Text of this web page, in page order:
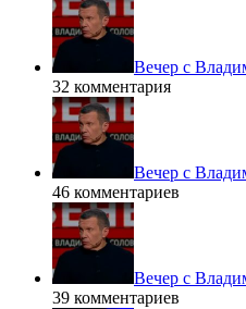
Вечер с
32 комментария
Вечер с
46 комментариев
Вечер с
39 комментариев